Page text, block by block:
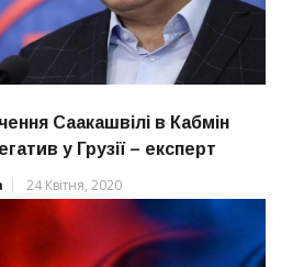
Саакашвілі в Кабмін
у Грузії – експерт
24 Квітня, 2020